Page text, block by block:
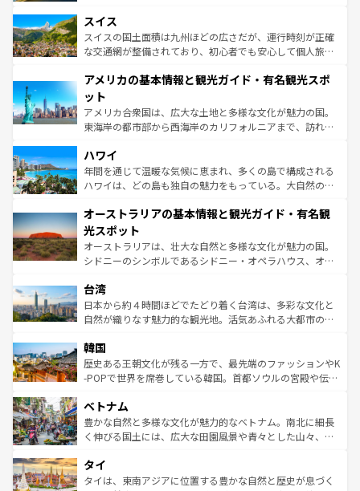
を参照してほしい。
は、お酒好きな人にはぜひ体験してほしい。 なお、新着の
ドイツ情報はコンテンツ一覧を参照してほしい。
リアごとに異なる魅力がある。また、優雅なアフタヌーン
ティー、ビール好きにはたまらない英国パブ、サッカー観
戦など、本場だからこそできる体験も豊富。イギリスを旅
ンツ一覧を参照してほしい。
スイス
スイスの国土面積は九州ほどの広さだが、運行時刻が正確
な交通網が整備されており、初心者でも安心して個人旅行
の建物がそのまま残る町や、スイスならではのユニークな
博物館もあり、アルプス観光だけでなく町歩きも満喫する
ことができる。国民の所得が高いため物価も高いが、旅行
者向けの交通パス提供のサービスもあり、うまく活用すれ
着のスイス情報は
アメリカの基本情報と観光ガイド・有名観光スポ
ット
アメリカ合衆国は、広大な土地と多様な文化が魅力の国。
東海岸の都市部から西海岸のカリフォルニアまで、訪れる
のような巨大都市は、観光、ショッピング、エンターテイ
ンメントが詰まった刺激的なスポットだ。一方、アメリカ
西部には大自然が広がり、グランドキャニオンやイエロー
部のニューオーリンズでは、音楽と美食が融合した独特の
文化が魅力。旅行者はアメリカの各地域で異なる魅力を楽
しみながら、その多様性と豊かな歴史を感じることができ
るだろう。車でのロードトリップや列車の旅も、アメリカ
情報は
ハワイ
年間を通じて温暖な気候に恵まれ、多くの島で構成される
ハワイは、どの島も独自の魅力をもっている。大自然の神
ワイ島は見逃せない。また、定番の観光地といえばオアフ
島だが、静かな自然を求めるならマウイ島やカウアイ島が
おすすめ。エメラルドグリーンに輝く海をはじめ、豊かな
文化や歴史が息づいている。「アロハスピリット」と呼ば
人々、おいしいローカルフードやハワイアンミュージッ
ク、伝統的なフラダンスなど、すべてがハワイの魅力を彩
っている。訪れるたびに新しい発見と感動が待っているハ
はコンテンツ一覧
オーストラリアの基本情報と観光ガイド・有名観
光スポット
オーストラリアは、壮大な自然と多様な文化が魅力の国。
シドニーのシンボルであるシドニー・オペラハウス、オー
リアリーフや大陸中央部にそびえるウルル（エアーズロッ
ク）、タスマニアの美しい原生林やケアンズの熱帯雨林な
ど、見どころがたくさん。また、カフェやワイン、オージ
いる。アクティビティも充実しており、サーフィンやダイ
ビング、ハイキングなど、アウトドア好きにはたまらな
い。オーストラリアの多彩な魅力を存分に味わいつくそ
参照してほしい。
台湾
日本から約４時間ほどでたどり着く台湾は、多彩な文化と
自然が織りなす魅力的な観光地。活気あふれる大都市の台
ン）、静ひつな山岳地帯である台湾東部など、都市の喧騒
と山間の静けさが共存しており、訪れる人に新しい発見と
驚きをもたらしてくれる。また、奥深い台湾の食文化も魅
容にもいいと評判のスイーツなど、バラエティ豊かな料理
が味わえる。 なお、新着の台湾情報は コンテンツ一覧を参
照してほしい。
韓国
歴史ある王朝文化が残る一方で、最先端のファッションやK
-POPで世界を席巻している韓国。首都ソウルの宮殿や伝統
き、地方に足を延ばせば四季折々の自然美を楽しむことが
できる。そして、キムチや焼肉、絶品のストリートフード
まで、さまざまな韓国料理が待っている。夜には、韓国な
リティに包まれながら、韓国の多彩な魅力を心ゆくまで味
わってみてほしい。 なお、新着の韓国情報はコンテンツ一
ベトナム
豊かな自然と多様な文化が魅力的なベトナム。南北に細長
く伸びる国土には、広大な田園風景や青々とした山々、世
急速な発展と共に伝統が息づく。ハノイの古い町並みやホ
ーチミン市のフランス統治時代の建物も、独特の雰囲気を
タイ
タイは、東南アジアに位置する豊かな自然と歴史が息づく